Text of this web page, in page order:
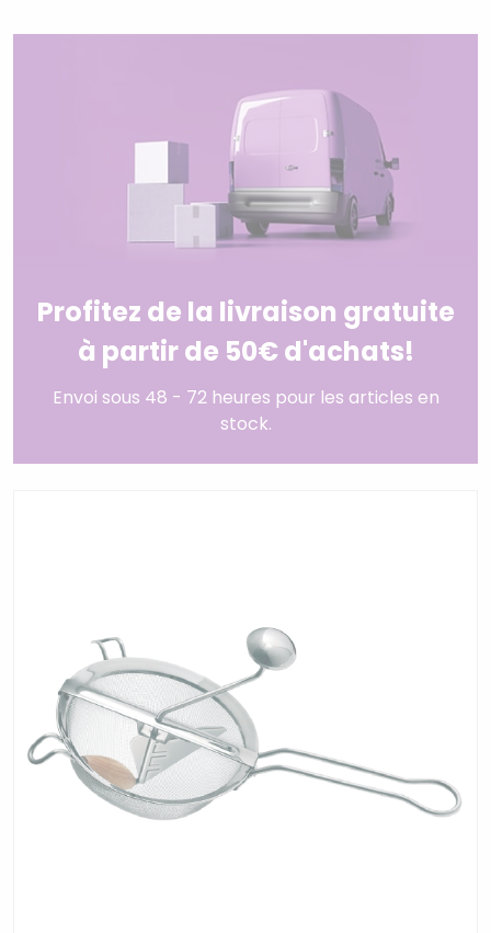
Profitez de la livraison gratuite
à partir de 50€ d'achats!
Envoi sous 48 - 72 heures pour les articles en
stock.